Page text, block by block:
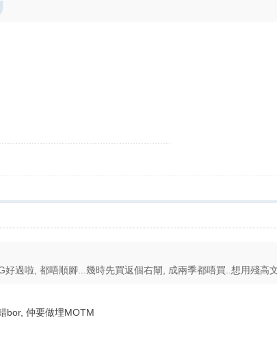
過啦, 都唔順腳...幾時先買返個右閘, 成兩季都唔買..想用殘高文
bor, 仲要做埋MOTM